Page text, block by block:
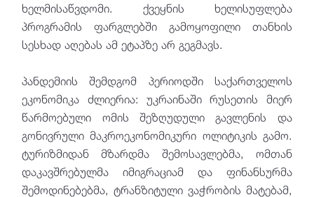
ხელმისაწვდომი. ქვეყნის ხელისუფლება
პროგრამის ფარგლებში გამოყოფილი თანხის
სესხად აღებას ამ ეტაპზე არ გეგმავს.
პანდემიის შემდგომ პერიოდში საქართველოს
ეკონომიკა ძლიერია: უკრაინაში რუსეთის მიერ
წარმოებული ომის შეზღუდული გავლენის და
გონივრული მაკროეკონომიკური ოლიტიკის გამო.
ტურიზმიდან მზარდმა შემოსავლებმა, ომთან
დაკავშრებულმა იმიგრაციამ და ფინანსურმა
შემოდინებებმა, ტრანზიტული ვაჭრობის მატებამ,